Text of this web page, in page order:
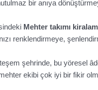
bir anıya
Mehter takımı
renklendirmeye,
şehrinde, bu yöresel
ekibi çok iyi bir fikir